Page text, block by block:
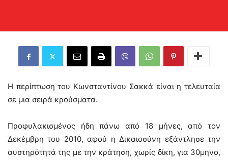
Η περίπτωση του Κωνσταντίνου Σακκά είναι η τελευταία
σε μια σειρά κρούσματα.
Προφυλακισμένος ήδη πάνω από 18 μήνες, από τον
Δεκέμβρη του 2010, αφού η Δικαιοσύνη εξάντλησε την
αυστηρότητά της με την κράτηση, χωρίς δίκη, για 30μηνο,